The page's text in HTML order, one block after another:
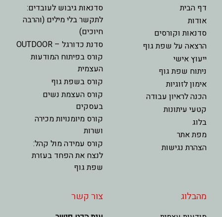
דף הבית
אודות
סדנאות וקורסים
הרצאה על שפת גוף
ייעוץ אישי
ניתוח שפת גוף
אימון לזוגיות
הכנה לראיון עבודה
קטעי עיתונות
בלוג
מפת אתר
הצהרת נגישות
סדנאות גיבוש לעובדים:
לתקשר בלי מילים (והרבה
חיוכים)
סדנת כדורגל – OUTDOOR
קורס בפיתוח המודעות
העצמית
קורס בשפת גוף
קורס העצמת נשים
בעסקים
קורס מיומנויות מכירה
ושרות
קורס עמידה מול קהל:
לנצח את הפחד בעזרת
שפת גוף
מהבלוג צור קשר